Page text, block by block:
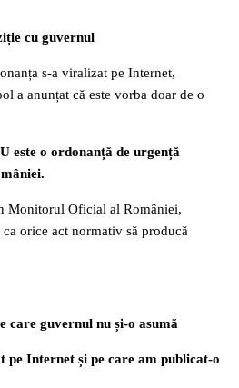
cu guvernul
s-a viralizat pe Internet,
a anunțat că este vorba doar de o
este o ordonanță de urgență
Monitorul Oficial al României,
orice act normativ să producă
care guvernul nu și-o asumă
pe Internet și pe care am publicat-o